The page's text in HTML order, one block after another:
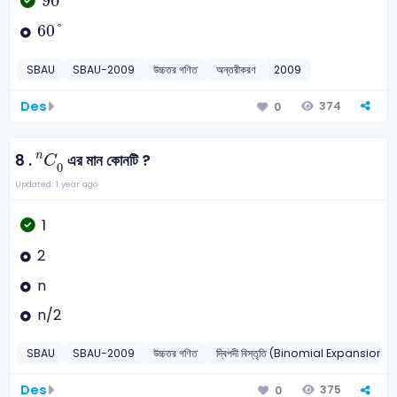
60°
60°
SBAU SBAU-2009 উচ্চতর গণিত অন্তরীকরণ 2009
Des 0 374
8 . nC0
C0 n
এর মান কোনটি ?
Updated: 1 year ago
1
2
n
n/2
SBAU SBAU-2009 উচ্চতর গণিত দ্বিপদী বিস্তৃতি (Binomial Expansions)
Des 0 375